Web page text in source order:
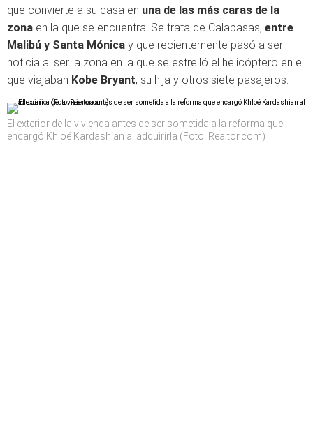
que convierte a su casa en una de las más caras de la
zona en la que se encuentra. Se trata de Calabasas, entre
Malibú y Santa Mónica y que recientemente pasó a ser
noticia al ser la zona en la que se estrelló el helicóptero en el
que viajaban Kobe Bryant, su hija y otros siete pasajeros.
El exterior de la vivienda antes de ser sometida a la reforma que
encargó Khloé Kardashian al adquirirla (Foto: Realtor.com)